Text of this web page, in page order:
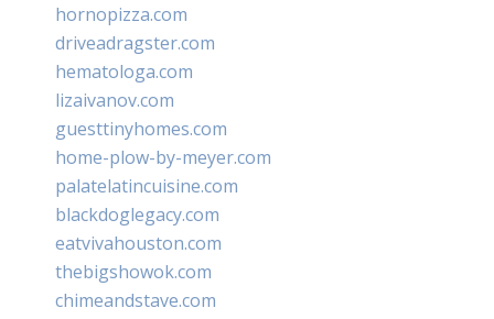
hornopizza.com
driveadragster.com
hematologa.com
lizaivanov.com
guesttinyhomes.com
home-plow-by-meyer.com
palatelatincuisine.com
blackdoglegacy.com
eatvivahouston.com
thebigshowok.com
chimeandstave.com